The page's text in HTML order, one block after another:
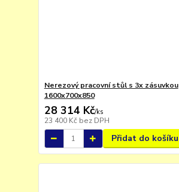
Nerezový pracovní stůl s 3x zásuvkou
1600x700x850
28 314 Kč/ks
23 400 Kč bez DPH
Přidat do košíku